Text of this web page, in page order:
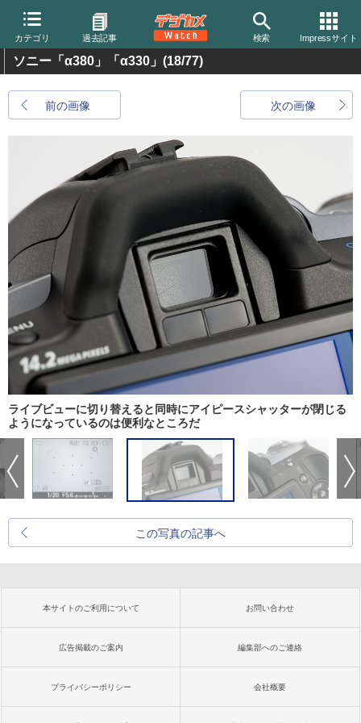
カテゴリ 過去記事 検索 Impressサイト
ソニー「α380」「α330」 (18/77)
前の画像 次の画像
ライブビューに切り替えると同時にアイピースシャッターが閉じる
ようになっているのは便利なところだ
この写真の記事へ
本サイトのご利用について お問い合わせ
広告掲載のご案内 編集部へのご連絡
プライバシーポリシー 会社概要